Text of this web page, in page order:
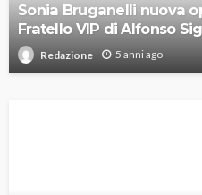
Sonia Bruganelli nuova
Fratello VIP di Alfonso
Redazione 5 anni ago